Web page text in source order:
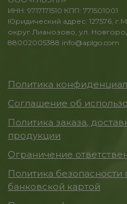
ИНН: 9717171510 КПП: 771501001
Юридический адрес: 127576,
округ Лианозово, ул.
88002005388 info@aplgo.com
Политика
Соглашение об
Политика заказа,
продукции
Ограничение
Политика безопасности
банковской картой